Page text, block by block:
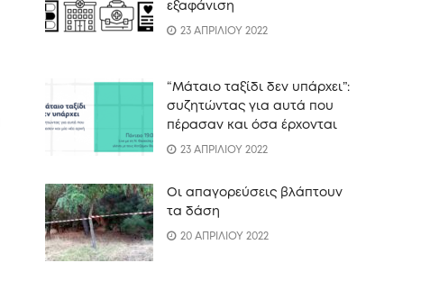
εξαφάνιση
23 ΑΠΡΙΛΙΟΥ 2022
“Mάταιο ταξίδι δεν υπάρχει”:
συζητώντας για αυτά που
πέρασαν και όσα έρχονται
23 ΑΠΡΙΛΙΟΥ 2022
Οι απαγορεύσεις βλάπτουν
τα δάση
20 ΑΠΡΙΛΙΟΥ 2022